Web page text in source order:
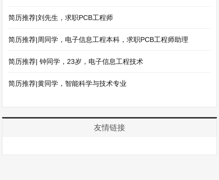
简历推荐|刘先生，求职PCB工程师
简历推荐|周同学，电子信息工程本科，求职PCB工程师助理
简历推荐| 钟同学，23岁，电子信息工程技术
简历推荐|黄同学，智能科学与技术专业
友情链接